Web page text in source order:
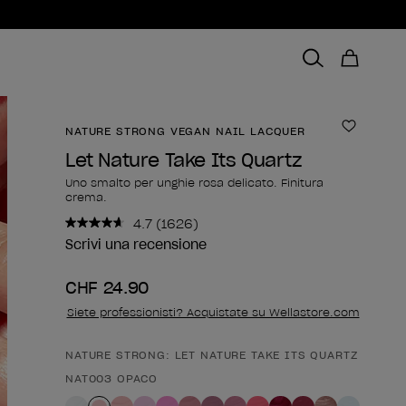
NATURE STRONG VEGAN NAIL LACQUER
Let Nature Take Its Quartz
Uno smalto per unghie rosa delicato. Finitura
crema.
4.7 Leggi
1626
pagina.
(1626)
Scrivi una recensione
CHF 24.90
Siete professionisti? Acquistate su Wellastore.com
Forma del prodotto
NATURE STRONG: LET NATURE TAKE ITS QUARTZ
NAT003 OPACO